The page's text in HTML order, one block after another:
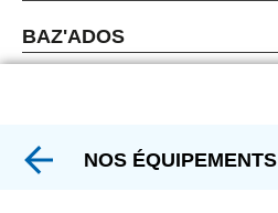
BAZ'ADOS
NOS ÉQUIPEMENTS